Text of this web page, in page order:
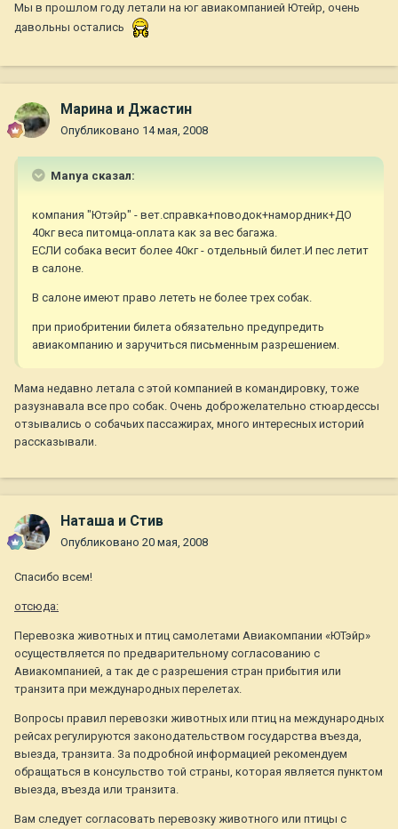
Мы в прошлом году летали на юг авиакомпанией Ютейр, очень
давольны остались
Марина и Джастин
Опубликовано 14 мая, 2008
Manya сказал:
компания "Ютэйр" - вет.справка+поводок+намордник+ДО
40кг веса питомца-оплата как за вес багажа.
ЕСЛИ собака весит более 40кг - отдельный билет.И пес летит
в салоне.
В салоне имеют право лететь не более трех собак.
при приобритении билета обязательно предупредить
авиакомпанию и заручиться письменным разрешением.
Мама недавно летала с этой компанией в командировку, тоже
разузнавала все про собак. Очень доброжелательно стюардессы
отзывались о собачьих пассажирах, много интересных историй
рассказывали.
Наташа и Стив
Опубликовано 20 мая, 2008
Спасибо всем!
отсюда:
Перевозка животных и птиц самолетами Авиакомпании «ЮТэйр»
осуществляется по предварительному согласованию с
Авиакомпанией, а так де с разрешения стран прибытия или
транзита при международных перелетах.
Вопросы правил перевозки животных или птиц на международных
рейсах регулируются законодательством государства въезда,
выезда, транзита. За подробной информацией рекомендуем
обращаться в консульство той страны, которая является пунктом
выезда, въезда или транзита.
Вам следует согласовать перевозку животного или птицы с